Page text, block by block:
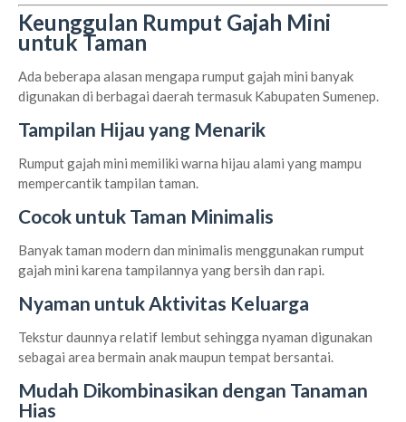
Keunggulan Rumput Gajah Mini
untuk Taman
Ada beberapa alasan mengapa rumput gajah mini banyak
digunakan di berbagai daerah termasuk Kabupaten Sumenep.
Tampilan Hijau yang Menarik
Rumput gajah mini memiliki warna hijau alami yang mampu
mempercantik tampilan taman.
Cocok untuk Taman Minimalis
Banyak taman modern dan minimalis menggunakan rumput
gajah mini karena tampilannya yang bersih dan rapi.
Nyaman untuk Aktivitas Keluarga
Tekstur daunnya relatif lembut sehingga nyaman digunakan
sebagai area bermain anak maupun tempat bersantai.
Mudah Dikombinasikan dengan Tanaman
Hias